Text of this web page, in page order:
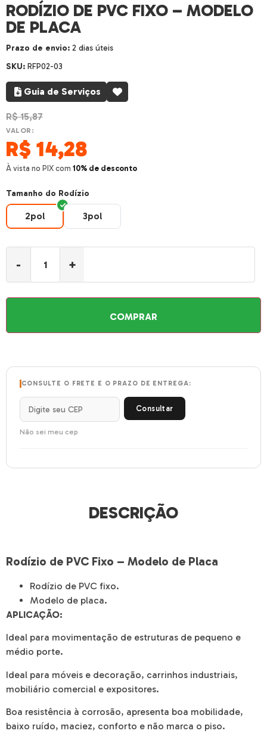
RODÍZIO DE PVC FIXO – MODELO
DE PLACA
Prazo de envio: 2 dias úteis
SKU: RFP02-03
Guia de Serviços
R$15,87
VALOR:
R$ 14,28
À vista no PIX com 10% de desconto
Tamanho do Rodízio
2pol 3pol
- +
COMPRAR
CONSULTE O FRETE E O PRAZO DE ENTREGA:
Consultar
Não sei meu cep
DESCRIÇÃO
Rodízio de PVC Fixo – Modelo de Placa
Rodízio de PVC fixo.
Modelo de placa.
APLICAÇÃO:
Ideal para movimentação de estruturas de pequeno e
médio porte.
Ideal para móveis e decoração, carrinhos industriais,
mobiliário comercial e expositores.
Boa resistência à corrosão, apresenta boa mobilidade,
baixo ruído, maciez, conforto e não marca o piso.